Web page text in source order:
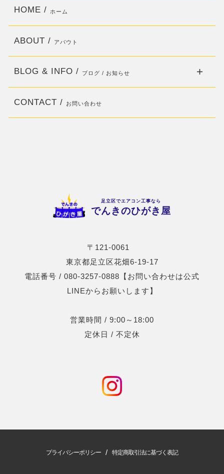
足立区でエアコン工事なら
でんきのひがき屋
〒121-0061
東京都足立区花畑6-19-17
電話番号 / 080-3257-0888【お問い合わせは公式
LINEからお願いします】
営業時間 / 9:00～18:00
定休日 / 不定休
HOME / ホーム
ABOUT / アバウト
BLOG & INFO / ブログ / お知らせ
CONTACT / お問い合わせ
プライバシーポリシー / 特定商取引法に基づく表記